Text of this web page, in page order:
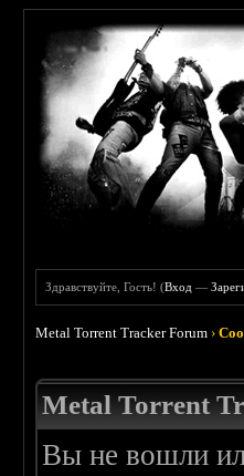
Здравствуйте, Гость! (Вход —
Metal Torrent Tracker Forum ›
Metal Torrent
Вы не вошли